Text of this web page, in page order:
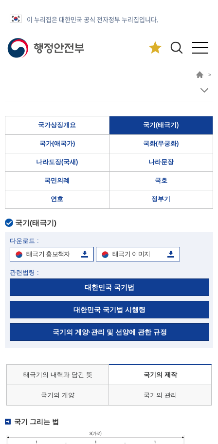
이 누리집은 대한민국 공식 전자정부 누리집입니다.
>
국가상징개요 국기(태극기)
국가(애국가) 국화(무궁화)
나라도장(국새) 나라문장
국민의례 국호
연호 정부기
국기(태극기)
다운로드 :
태극기 홍보책자
태극기 이미지
관련법령 :
대한민국 국기법
대한민국 국기법 시행령
국기의 게양·관리 및 선양에 관한 규정
태극기의 내력과 담긴 뜻 국기의 제작
국기의 게양 국기의 관리
국기 그리는 법